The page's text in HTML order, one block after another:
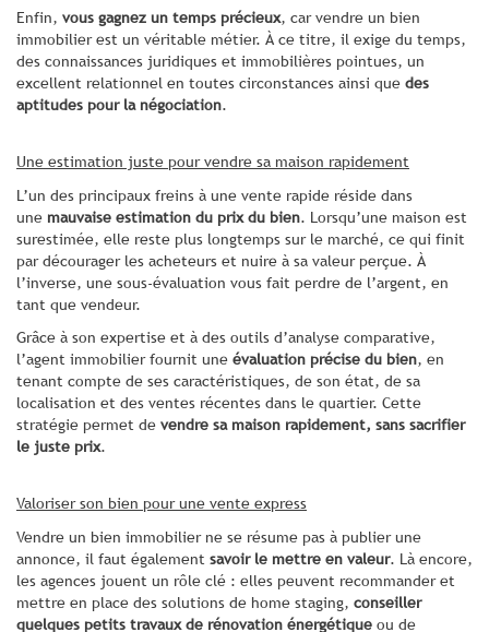
Enfin, vous gagnez un temps précieux, car vendre un bien
immobilier est un véritable métier. À ce titre, il exige du temps,
des connaissances juridiques et immobilières pointues, un
excellent relationnel en toutes circonstances ainsi que des
aptitudes pour la négociation.
Une estimation juste pour vendre sa maison rapidement
L’un des principaux freins à une vente rapide réside dans
une mauvaise estimation du prix du bien. Lorsqu’une maison est
surestimée, elle reste plus longtemps sur le marché, ce qui finit
par décourager les acheteurs et nuire à sa valeur perçue. À
l’inverse, une sous-évaluation vous fait perdre de l’argent, en
tant que vendeur.
Grâce à son expertise et à des outils d’analyse comparative,
l’agent immobilier fournit une évaluation précise du bien, en
tenant compte de ses caractéristiques, de son état, de sa
localisation et des ventes récentes dans le quartier. Cette
stratégie permet de vendre sa maison rapidement, sans sacrifier
le juste prix.
Valoriser son bien pour une vente express
Vendre un bien immobilier ne se résume pas à publier une
annonce, il faut également savoir le mettre en valeur. Là encore,
les agences jouent un rôle clé : elles peuvent recommander et
mettre en place des solutions de home staging, conseiller
quelques petits travaux de rénovation énergétique ou de